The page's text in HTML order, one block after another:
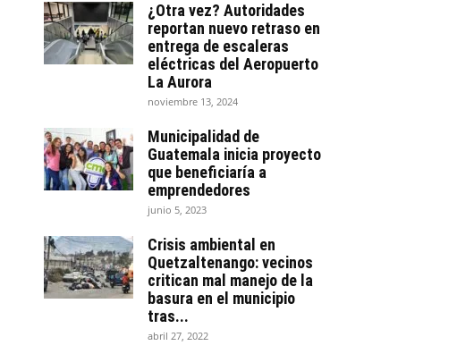
¿Otra vez? Autoridades
reportan nuevo retraso en
entrega de escaleras
eléctricas del Aeropuerto
La Aurora
noviembre 13, 2024
Municipalidad de
Guatemala inicia proyecto
que beneficiaría a
emprendedores
junio 5, 2023
Crisis ambiental en
Quetzaltenango: vecinos
critican mal manejo de la
basura en el municipio
tras...
abril 27, 2022